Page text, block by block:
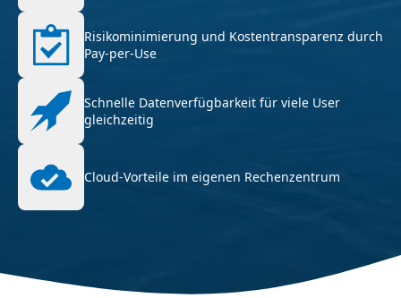
Risikominimierung und Kostentransparenz durch
Pay-per-Use
Schnelle Datenverfügbarkeit für viele User
gleichzeitig
Cloud-Vorteile im eigenen Rechenzentrum